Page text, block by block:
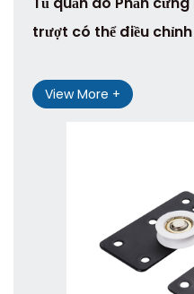
trượt có thể điều
View More +